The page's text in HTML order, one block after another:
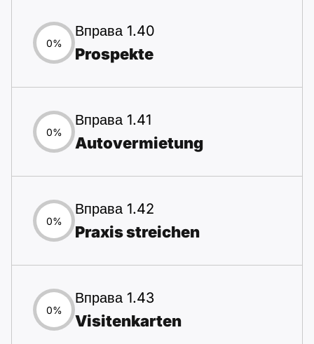
0%
Вправа 1.40
Prospekte
0%
Вправа 1.41
Autovermietung
0%
Вправа 1.42
Praxis streichen
0%
Вправа 1.43
Visitenkarten